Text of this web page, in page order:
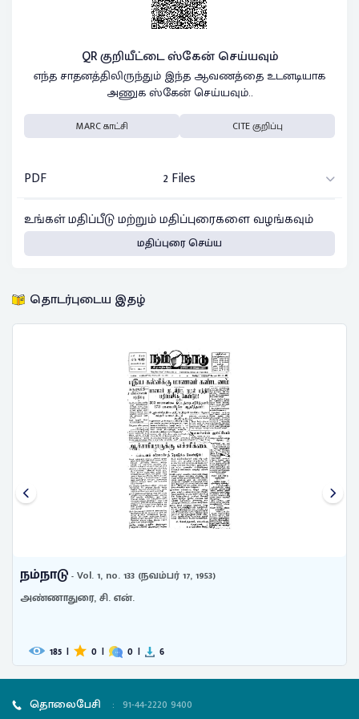
QR குறியீட்டை ஸ்கேன் செய்யவும்
எந்த சாதனத்திலிருந்தும் இந்த ஆவணத்தை உடனடியாக
அணுக ஸ்கேன் செய்யவும்..
MARC காட்சி CITE குறிப்பு
PDF
2 Files
உங்கள் மதிப்பீடு மற்றும் மதிப்புரைகளை வழங்கவும்
மதிப்புரை செய்ய
தொடர்புடைய இதழ்
நம்நாடு- Vol. 1, no. 133 (நவம்பர் 17, 1953)
அண்ணாதுரை, சி. என்.
185 | 0 | 0 | 6
தொலைபேசி : 91-44-2220 9400